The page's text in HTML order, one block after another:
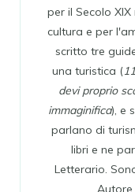
per il Secolo
cultura e per
scritto tre
una turistica (
devi proprio
immaginifica), e
parlano di
libri e ne
Letterario.
Autore